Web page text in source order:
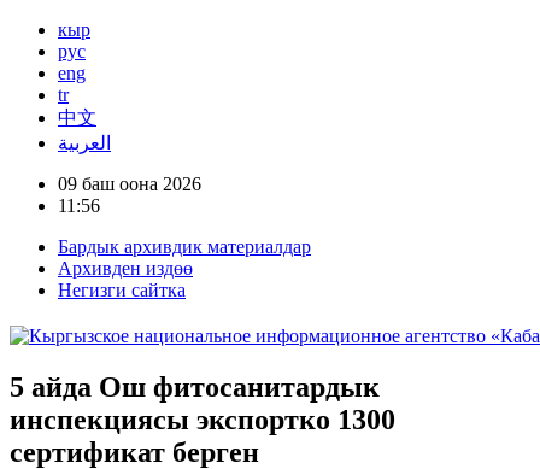
кыр
рус
eng
tr
中文
العربية
09 баш оона 2026
11:56
Бардык архивдик материалдар
Архивден издөө
Негизги сайтка
5 айда Ош фитосанитардык
инспекциясы экспортко 1300
сертификат берген